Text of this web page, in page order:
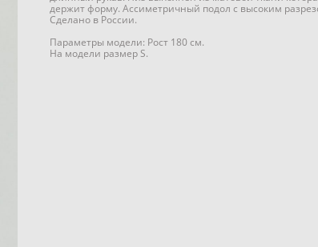
держит форму. Ассиметричный подол с высоким
Сделано в России.
Параметры модели: Рост 180 см.
На модели размер S.